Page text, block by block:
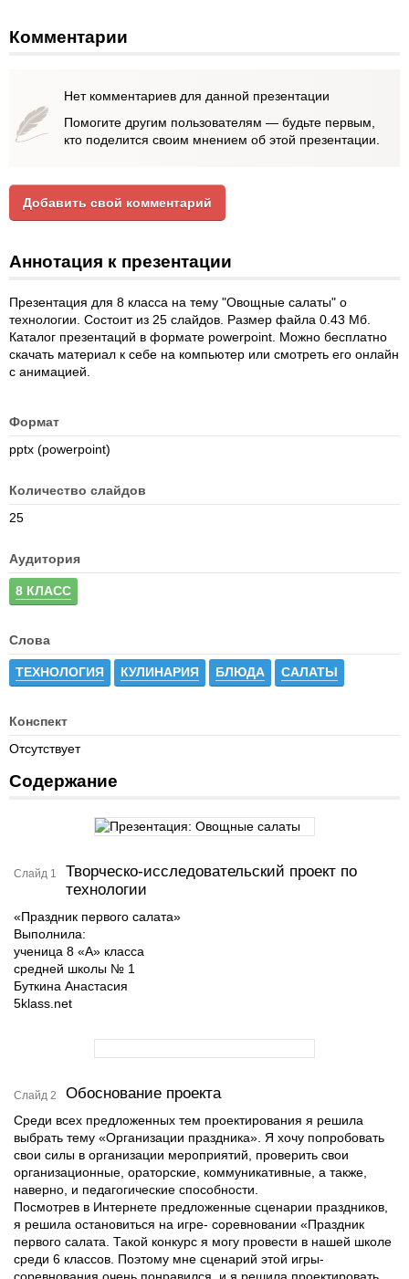
Комментарии
Нет комментариев для данной презентации
Помогите другим пользователям — будьте первым,
кто поделится своим мнением об этой презентации.
Добавить свой комментарий
Аннотация к презентации
Презентация для 8 класса на тему "Овощные салаты" о
технологии. Состоит из 25 слайдов. Размер файла 0.43 Мб.
Каталог презентаций в формате powerpoint. Можно бесплатно
скачать материал к себе на компьютер или смотреть его онлайн
с анимацией.
Формат
pptx (powerpoint)
Количество слайдов
25
Аудитория
8 КЛАСС
Слова
ТЕХНОЛОГИЯ КУЛИНАРИЯ БЛЮДА САЛАТЫ
Конспект
Отсутствует
Содержание
Слайд 1
Творческо-исследовательский проект по
технологии
«Праздник первого салата»
Выполнила:
ученица 8 «А» класса
средней школы № 1
Буткина Анастасия
5klass.net
Слайд 2 Обоснование проекта
Среди всех предложенных тем проектирования я решила
выбрать тему «Организации праздника». Я хочу попробовать
свои силы в организации мероприятий, проверить свои
организационные, ораторские, коммуникативные, а также,
наверно, и педагогические способности.
Посмотрев в Интернете предложенные сценарии праздников,
я решила остановиться на игре- соревновании «Праздник
первого салата. Такой конкурс я могу провести в нашей школе
среди 6 классов. Поэтому мне сценарий этой игры-